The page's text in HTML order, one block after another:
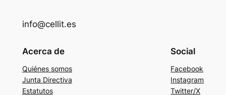
info@cellit.es
Acerca de
Quiénes somos
Junta Directiva
Estatutos
Social
Facebook
Instagram
Twitter/X